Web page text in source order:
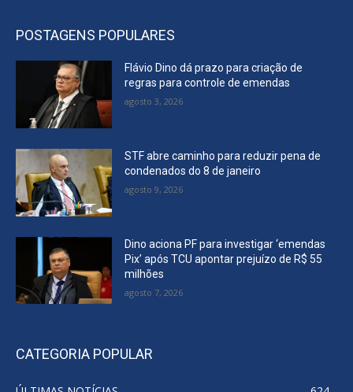
POSTAGENS POPULARES
Flávio Dino dá prazo para criação de
regras para controle de emendas
agosto 3, 2026
STF abre caminho para reduzir pena de
condenados do 8 de janeiro
agosto 9, 2026
Dino aciona PF para investigar ‘emendas
Pix’ após TCU apontar prejuízo de R$ 55
milhões
agosto 7, 2026
CATEGORIA POPULAR